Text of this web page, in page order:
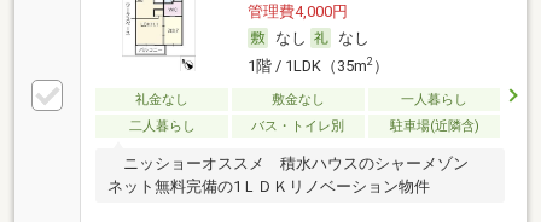
管理費4,000円
なし
なし
1階 / 1LDK（35m2）
礼金なし 敷金なし
一人暮らし
二人暮らし
バス・トイレ別 駐車場(近隣含)
ニッショーオススメ 積水ハウスのシャーメゾン
ネット無料完備の1ＬＤＫリノベーション物件